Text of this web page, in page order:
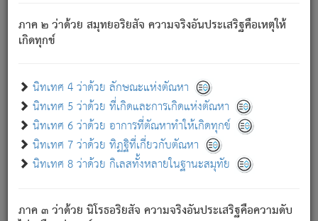
ภาค ๒ ว่าด้วย สมุทยอริยสัจ ความจริงอันประเสริฐคือเหตุให้
เกิดทุกข์
นิทเทศ 4 ว่าด้วย ลักษณะแห่งตัณหา
นิทเทศ 5 ว่าด้วย ที่เกิดและการเกิดแห่งตัณหา
นิทเทศ 6 ว่าด้วย อาการที่ตัณหาทำให้เกิดทุกข์
นิทเทศ 7 ว่าด้วย ทิฏฐิที่เกี่ยวกับตัณหา
นิทเทศ 8 ว่าด้วย กิเลสทั้งหลายในฐานะสมุทัย
ภาค ๓ ว่าด้วย นิโรธอริยสัจ ความจริงอันประเสริฐคือความดับ
อันเป็นไปในที่หรือเวลาทั้งปวง[3]เพื่อความมีแห่งประโยชน์โดย
ประการทั้งปวง; ภพทั้งหลายทั้งหมดนั้น ไม่เที่ยง เป็นทุกข์ มี
ความแปรปรวนเป็นธรรมดา.
อย่างนี้อยู่; เขาย่อมละภวตัณหาได้ และไม่เพลิดเพลินวิภวตัณหา
ด้วย.
ความดับเพราะความสำรอกไม่เหลือ (แห่งภพทั้งหลาย)
เพราะความสิ้นไปแห่งตัณหาโดยประการทั้งปวง นั้นคือ
นิพพาน.
ภพใหม่ย่อมไม่มีแก่ภิกษุนั้น ผู้ดับเย็นสนิทแล้ว เพราะไม่มี
ภิกษุนั้น เป็นผู้ครอบงำมารได้แล้ว ชนะสงครามแล้ว ก้าวล่วง